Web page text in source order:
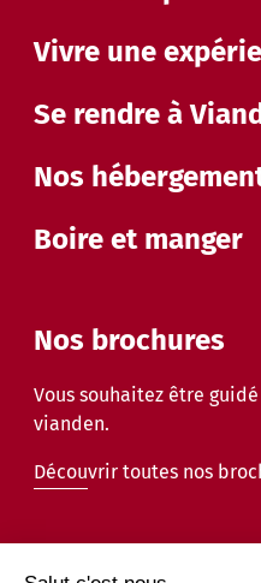
Vivre une
Se rendre à
Nos
Boire et manger
Nos brochures
Vous souhaitez être
vianden.
Découvrir toutes nos